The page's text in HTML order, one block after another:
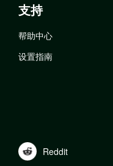
支持
帮助中心
设置指南
Reddit